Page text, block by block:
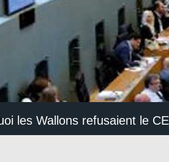
les Wallons refusaient le